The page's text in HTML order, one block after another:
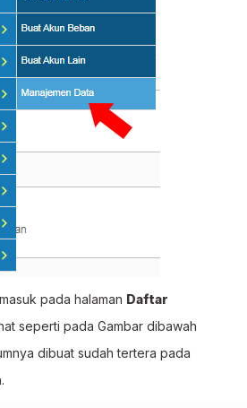
pada halaman Daftar
seperti pada Gambar dibawah
dibuat sudah tertera pada